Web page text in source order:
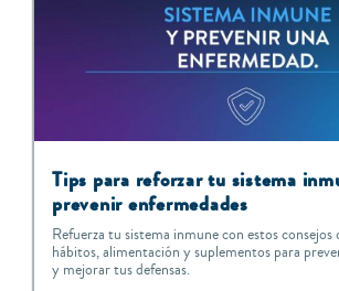
Tips para reforzar tu sistema
prevenir enfermedades
Refuerza tu sistema inmune con estos consejos
hábitos, alimentación y suplementos para
y mejorar tus defensas.